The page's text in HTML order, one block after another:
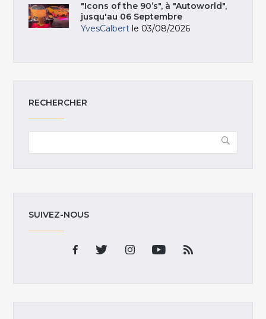
"Icons of the 90’s", à "Autoworld",
jusqu'au 06 Septembre
YvesCalbert le 03/08/2026
RECHERCHER
SUIVEZ-NOUS